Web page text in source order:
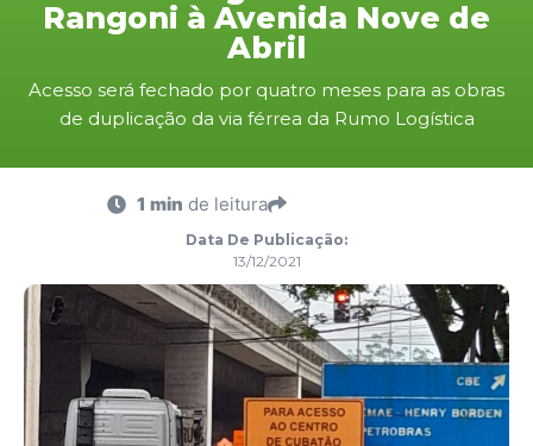
Rangoni à Avenida Nove de
Abril
Acesso será fechado por quatro meses para as obras
de duplicação da via férrea da Rumo Logística
1 min de leitura
Data De Publicação:
13/12/2021